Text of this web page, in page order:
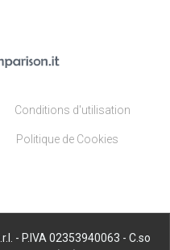
Conditions d'utilisation
Politique de Cookies
- P.IVA 02353940063 - C.so